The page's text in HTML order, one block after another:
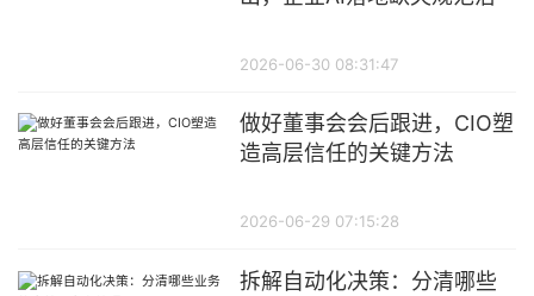
2026-06-30 08:31:47
做好董事会会后跟进，CIO塑
造高层信任的关键方法
2026-06-29 07:15:28
拆解自动化决策：分清哪些